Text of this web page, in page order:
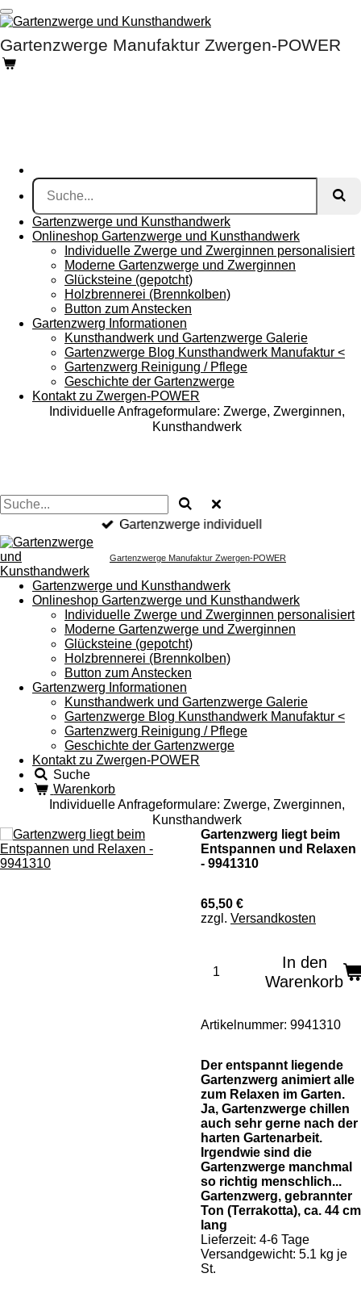
Zum
Hauptinhalt
springen
Gartenzwerge Manufaktur Zwergen-POWER
Gartenzwerge und Kunsthandwerk
Onlineshop Gartenzwerge und Kunsthandwerk
Individuelle Zwerge und Zwerginnen personalisiert
Moderne Gartenzwerge und Zwerginnen
Glücksteine (gepotcht)
Holzbrennerei (Brennkolben)
Button zum Anstecken
Gartenzwerg Informationen
Kunsthandwerk und Gartenzwerge Galerie
Gartenzwerge Blog Kunsthandwerk Manufaktur <
Gartenzwerg Reinigung / Pflege
Geschichte der Gartenzwerge
Kontakt zu Zwergen-POWER
Individuelle Anfrageformulare: Zwerge, Zwerginnen,
Kunsthandwerk
Gartenzwerge individuell
Gartenzwerge Manufaktur Zwergen-POWER
Gartenzwerge und Kunsthandwerk
Onlineshop Gartenzwerge und Kunsthandwerk
Individuelle Zwerge und Zwerginnen personalisiert
Moderne Gartenzwerge und Zwerginnen
Glücksteine (gepotcht)
Holzbrennerei (Brennkolben)
Button zum Anstecken
Gartenzwerg Informationen
Kunsthandwerk und Gartenzwerge Galerie
Gartenzwerge Blog Kunsthandwerk Manufaktur <
Gartenzwerg Reinigung / Pflege
Geschichte der Gartenzwerge
Kontakt zu Zwergen-POWER
Suche
Warenkorb
Individuelle Anfrageformulare: Zwerge, Zwerginnen,
Kunsthandwerk
Gartenzwerg liegt beim
Entspannen und Relaxen
- 9941310
65,50 €
zzgl. Versandkosten
In den
Warenkorb
Artikelnummer: 9941310
Der entspannt liegende
Gartenzwerg animiert alle
zum Relaxen im Garten.
Ja, Gartenzwerge chillen
auch sehr gerne nach der
harten Gartenarbeit.
Irgendwie sind die
Gartenzwerge manchmal
so richtig menschlich...
Gartenzwerg, gebrannter
Ton (Terrakotta), ca. 44 cm
lang
Lieferzeit: 4-6 Tage
Versandgewicht: 5.1 kg je
St.